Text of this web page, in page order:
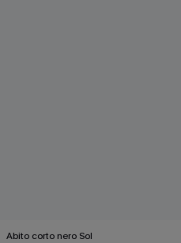
Abito corto nero Sol